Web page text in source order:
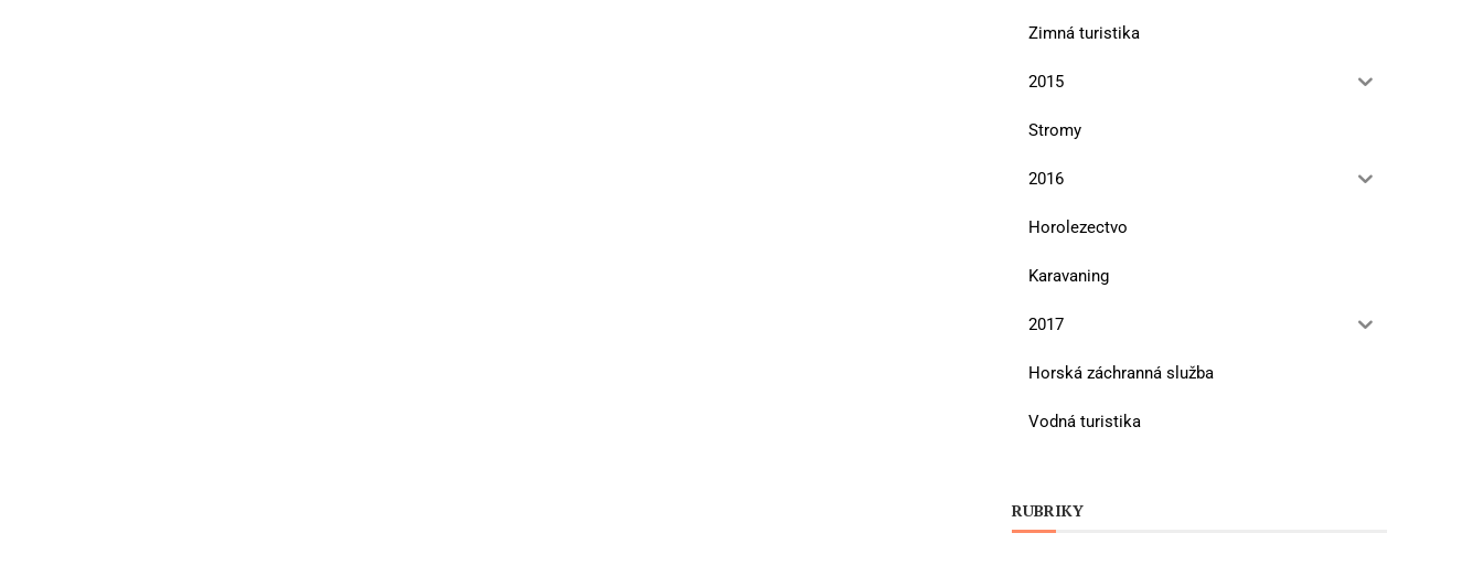
Zimná turistika
2015
Stromy
2016
Horolezectvo
Karavaning
2017
Horská záchranná služba
Vodná turistika
RUBRIKY